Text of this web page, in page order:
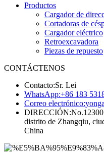
Productos
Cargador de
Cortadoras de
Cargador eléctrico
Retroexcavadora
Piezas de repuesto
CONTÁCTENOS
Contacto:Sr. Lei
WhatsApp:+86 183
Correo electrónico:
DIRECCIÓN:
distrito de Zhangqiu,
China